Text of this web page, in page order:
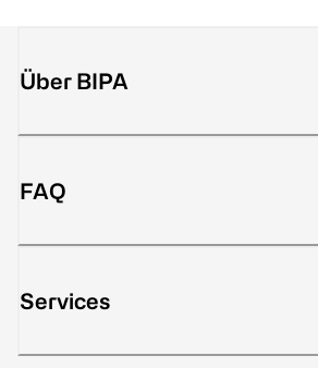
Über BIPA
FAQ
Services